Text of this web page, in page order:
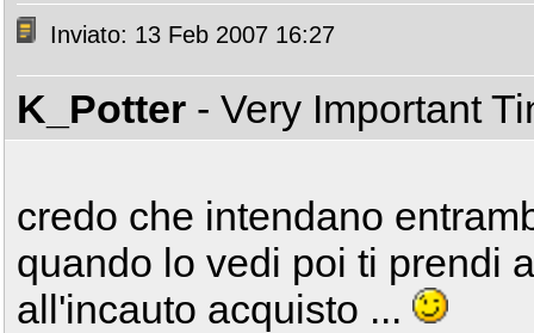
Inviato: 13 Feb 2007 16:27
K_Potter - Very Important
credo che intendano
quando lo vedi poi ti prendi
all'incauto acquisto ...